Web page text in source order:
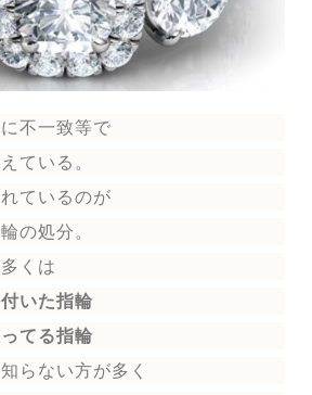
不一致等で
ている。
ているのが
の処分。
くは
いた指輪
てる指輪
らない方が多く